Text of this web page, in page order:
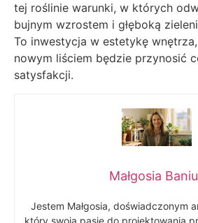
tej roślinie warunki, w których
bujnym wzrostem i głęboką
To inwestycja w estetykę
nowym liściem będzie przynosić
satysfakcji.
Małgosia
Jestem Małgosia, doświadczonym
który swoją pasję do projektowania